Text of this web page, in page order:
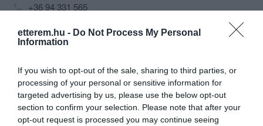
etterem.hu - Do Not Process My Personal
Information
If you wish to opt-out of the sale, sharing to third parties, or
processing of your personal or sensitive information for
targeted advertising by us, please use the below opt-out
section to confirm your selection. Please note that after your
opt-out request is processed you may continue seeing
összejövetelekre, alkalmazkodva a
Vendégeink igényeihez speciális, egyedi
étrendeket is összeállítunk. A klimatizált
magánrendezvényekre, esküvői
fogadásokra, születés-, és névnapok
megünneplésére, valamint üzleti
eseményekre és konferenciákra.
+36 94 331 565
http://wgarden.hu